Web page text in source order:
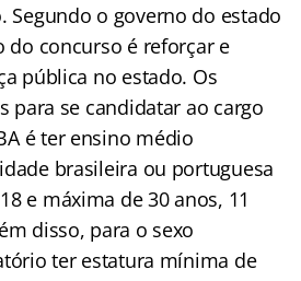
Segundo o governo do estado
do concurso é reforçar e
pública no estado. Os
para se candidatar ao cargo
é ter ensino médio
brasileira ou portuguesa
e máxima de 30 anos, 11
disso, para o sexo
ter estatura mínima de